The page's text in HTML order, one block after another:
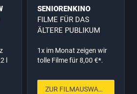
l
SENIORENKINO
FILME FÜR DAS
ÄLTERE PUBLIKUM
1x im Monat zeigen wir
tolle Filme für 8,00 €*.
ZUR FILMAUSWAHL